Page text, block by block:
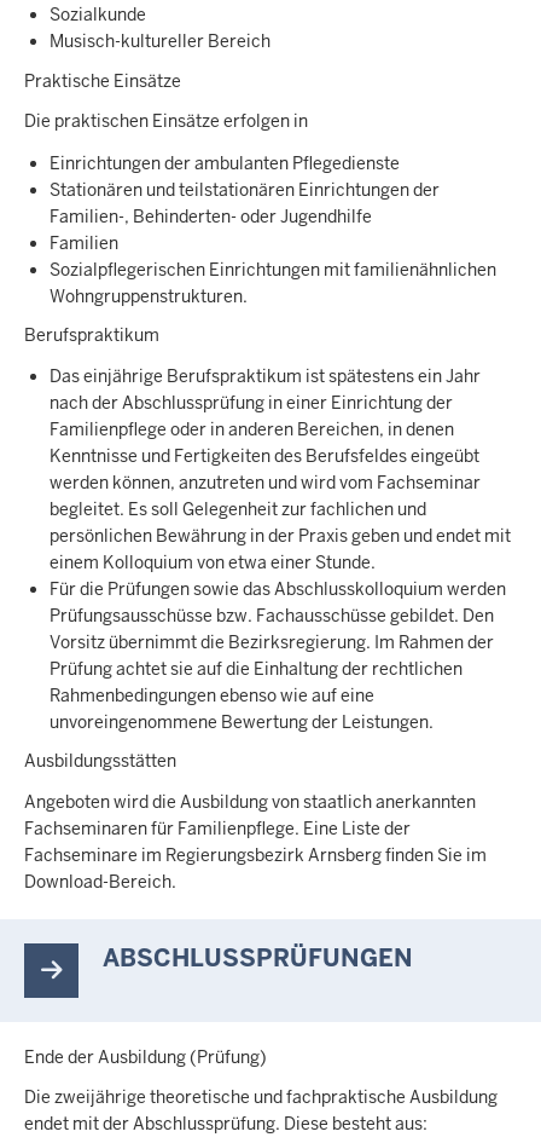
Sozialkunde
Musisch-kultureller Bereich
Praktische Einsätze
Die praktischen Einsätze erfolgen in
Einrichtungen der ambulanten Pflegedienste
Stationären und teilstationären Einrichtungen der
Familien-, Behinderten- oder Jugendhilfe
Familien
Sozialpflegerischen Einrichtungen mit familienähnlichen
Wohngruppenstrukturen.
Berufspraktikum
Das einjährige Berufspraktikum ist spätestens ein Jahr
nach der Abschlussprüfung in einer Einrichtung der
Familienpflege oder in anderen Bereichen, in denen
Kenntnisse und Fertigkeiten des Berufsfeldes eingeübt
werden können, anzutreten und wird vom Fachseminar
begleitet. Es soll Gelegenheit zur fachlichen und
persönlichen Bewährung in der Praxis geben und endet mit
einem Kolloquium von etwa einer Stunde.
Für die Prüfungen sowie das Abschlusskolloquium werden
Prüfungsausschüsse bzw. Fachausschüsse gebildet. Den
Vorsitz übernimmt die Bezirksregierung. Im Rahmen der
Prüfung achtet sie auf die Einhaltung der rechtlichen
Rahmenbedingungen ebenso wie auf eine
unvoreingenommene Bewertung der Leistungen.
Ausbildungsstätten
Angeboten wird die Ausbildung von staatlich anerkannten
Fachseminaren für Familienpflege. Eine Liste der
Fachseminare im Regierungsbezirk Arnsberg finden Sie im
Download-Bereich.
ABSCHLUSSPRÜFUNGEN
Ende der Ausbildung (Prüfung)
Die zweijährige theoretische und fachpraktische Ausbildung
endet mit der Abschlussprüfung. Diese besteht aus: